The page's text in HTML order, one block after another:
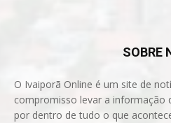
SOBRE
O Ivaiporã Online é um site de
compromisso levar a informação
por dentro de tudo o que